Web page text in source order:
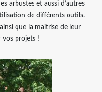
arbustes et aussi d’autres
de différents outils.
que la maitrise de leur
vos projets !